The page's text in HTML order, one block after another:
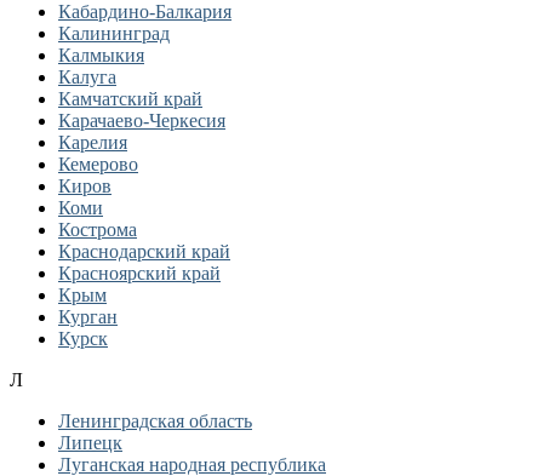
Кабардино-Балкария
Калининград
Калмыкия
Калуга
Камчатский край
Карачаево-Черкесия
Карелия
Кемерово
Киров
Коми
Кострома
Краснодарский край
Красноярский край
Крым
Курган
Курск
Л
Ленинградская область
Липецк
Луганская народная республика